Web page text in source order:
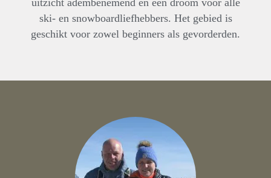
uitzicht adembenemend en een droom voor alle
ski- en snowboardliefhebbers. Het gebied is
geschikt voor zowel beginners als gevorderden.